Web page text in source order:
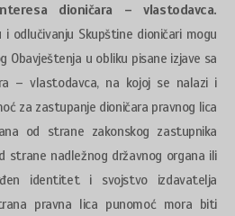
dioničara – vlastodavca.
odlučivanju Skupštine dioničari mogu
Obavještenja u obliku pisane izjave sa
– vlastodavca, na kojoj se nalazi i
za zastupanje dioničara pravnog lica
od strane zakonskog zastupnika
strane nadležnog državnog organa ili
identitet i svojstvo izdavatelja
pravna lica punomoć mora biti